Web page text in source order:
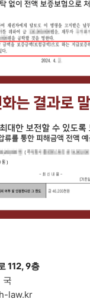
112, 9층
국
law.kr